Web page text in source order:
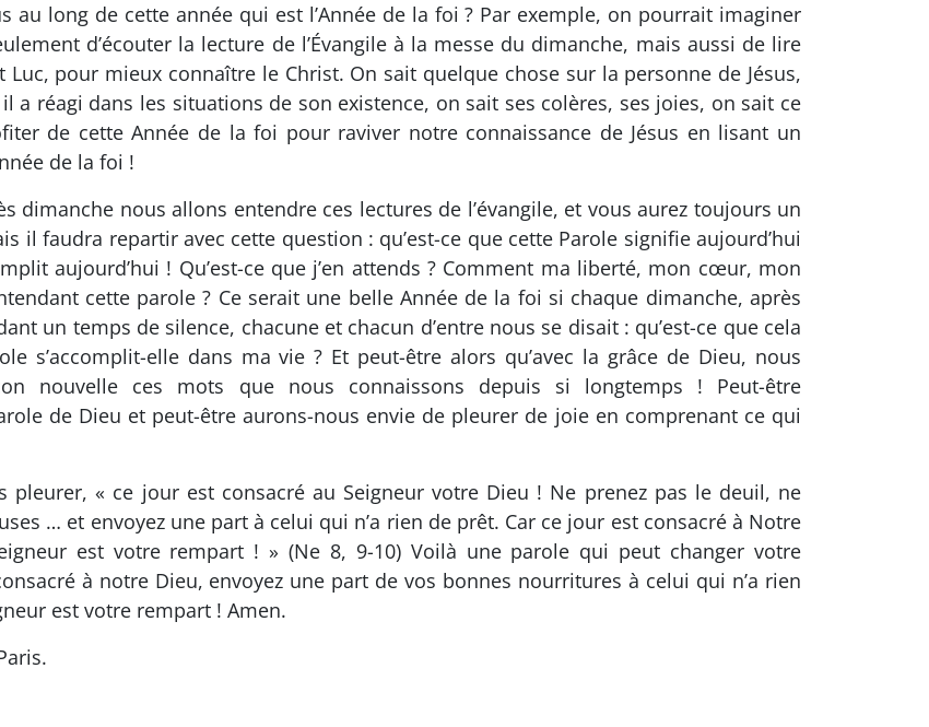
au long de cette année qui est l’Année de la foi ? Par exemple, on pourrait imaginer
d’écouter la lecture de l’Évangile à la messe du dimanche, mais aussi de lire
pour mieux connaître le Christ. On sait quelque chose sur la personne de Jésus,
réagi dans les situations de son existence, on sait ses colères, ses joies, on sait ce
de cette Année de la foi pour raviver notre connaissance de Jésus en lisant un
de la foi !
dimanche nous allons entendre ces lectures de l’évangile, et vous aurez toujours un
il faudra repartir avec cette question : qu’est-ce que cette Parole signifie aujourd’hui
aujourd’hui ! Qu’est-ce que j’en attends ? Comment ma liberté, mon cœur, mon
cette parole ? Ce serait une belle Année de la foi si chaque dimanche, après
un temps de silence, chacune et chacun d’entre nous se disait : qu’est-ce que cela
s’accomplit-elle dans ma vie ? Et peut-être alors qu’avec la grâce de Dieu, nous
nouvelle ces mots que nous connaissons depuis si longtemps ! Peut-être
de Dieu et peut-être aurons-nous envie de pleurer de joie en comprenant ce qui
pleurer, « ce jour est consacré au Seigneur votre Dieu ! Ne prenez pas le deuil, ne
… et envoyez une part à celui qui n’a rien de prêt. Car ce jour est consacré à Notre
est votre rempart ! » (Ne 8, 9-10) Voilà une parole qui peut changer votre
à notre Dieu, envoyez une part de vos bonnes nourritures à celui qui n’a rien
est votre rempart ! Amen.